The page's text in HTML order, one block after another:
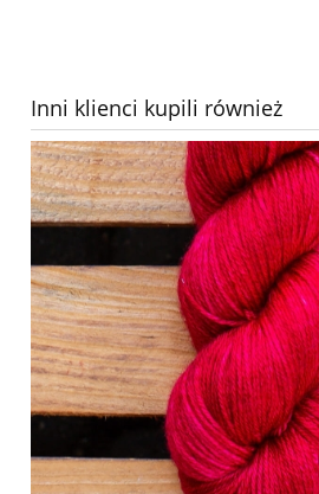
Inni klienci kupili również